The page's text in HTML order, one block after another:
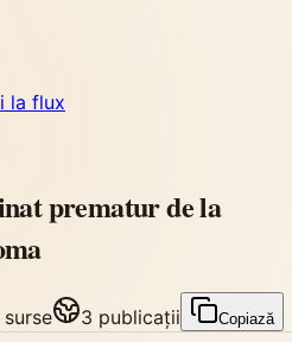
la flux
prematur de la
surse 3 publicații Copiază